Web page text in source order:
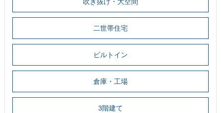
吹き抜け・大空間
二世帯住宅
ビルトイン
倉庫・工場
3階建て